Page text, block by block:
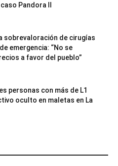
Pandora II
sobrevaloración de cirugías
emergencia: “No se
a favor del pueblo”
personas con más de L1
oculto en maletas en La